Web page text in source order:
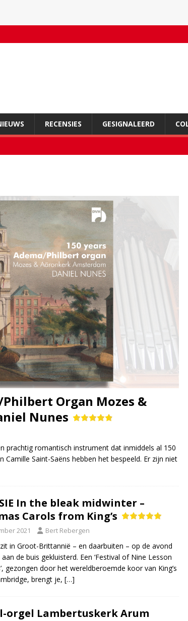
RECENSIES GESIGNALEERD
Philbert Organ Mozes &
Nunes
prachtig romantisch instrument dat inmiddels al 150
Saint-Saëns hebben het bespeeld. Er zijn niet
In the bleak midwinter –
Carols from King’s
2021 Bert Rebergen
in Groot-Brittannië – en daarbuiten – op de avond
de buis gekluisterd. Een ‘Festival of Nine Lesson
gezongen door het wereldberoemde koor van King’s
brengt je, […]
orgel Lambertuskerk Arum